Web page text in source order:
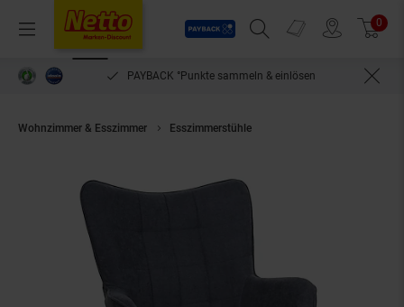
Menü
Payback
Suchfeld einblenden
Prospekte 0
PAYBACK °Punkte sammeln & einlösen
Wohnzimmer & Esszimmer Esszimmerstühle